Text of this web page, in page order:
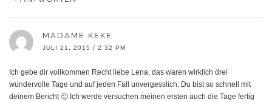
MADAME KEKE
JULI 21, 2015 / 2:32 PM
Ich gebe dir vollkommen Recht liebe Lena, das waren wirklich drei
wundervolle Tage und auf jeden Fall unvergesslich. Du bist so schnell mit
deinem Bericht 🙂 Ich werde versuchen meinen ersten auch die Tage fertig